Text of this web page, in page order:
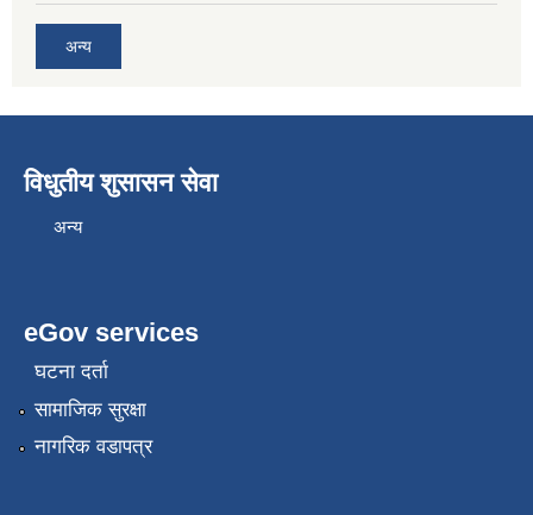
अन्य
विधुतीय शुसासन सेवा
अन्य
eGov services
घटना दर्ता
सामाजिक सुरक्षा
नागरिक वडापत्र